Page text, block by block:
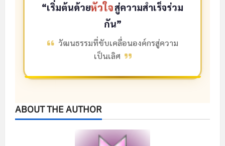
“เริ่มต้นด้วยหัวใจสู่ความสำเร็จร่วม
กัน”
วัฒนธรรมที่ขับเคลื่อนองค์กรสู่ความ
เป็นเลิศ
ABOUT THE AUTHOR